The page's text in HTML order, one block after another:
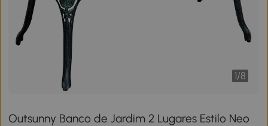
1/8
Outsunny Banco de Jardim 2 Lugares Estilo Neo